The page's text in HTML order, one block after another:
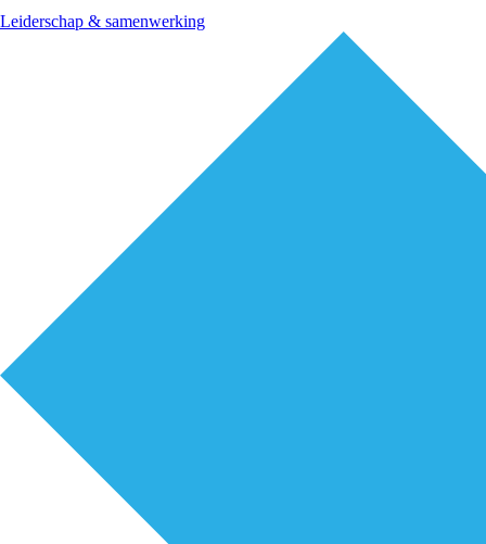
Leiderschap & samenwerking